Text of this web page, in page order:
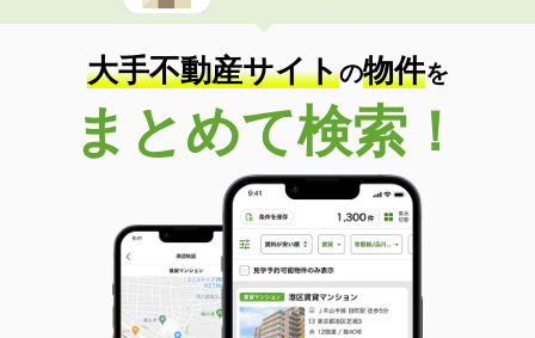
大手不動産サイトの物件を
まとめて検索！